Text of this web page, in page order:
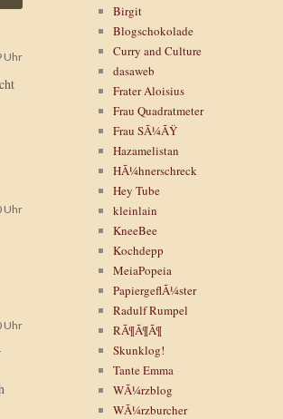
Uhr
Uhr
Uhr
Birgit
Blogschokolade
Curry and Culture
dasaweb
Frater Aloisius
Frau Quadratmeter
Frau SÃ¼ÃŸ
Hazamelistan
HÃ¼hnerschreck
Hey Tube
kleinlain
KneeBee
Kochdepp
MeiaPopeia
PapiergeflÃ¼ster
Radulf Rumpel
RÃ¶Ã¶Ã¶
Skunklog!
Tante Emma
WÃ¼rzblog
WÃ¼rzburcher